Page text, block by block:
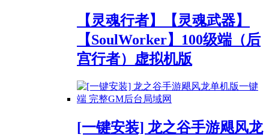
【灵魂行者】【灵魂武器】
【SoulWorker】100级端（后
宫行者）虚拟机版
[一键安装] 龙之谷手游飓风龙